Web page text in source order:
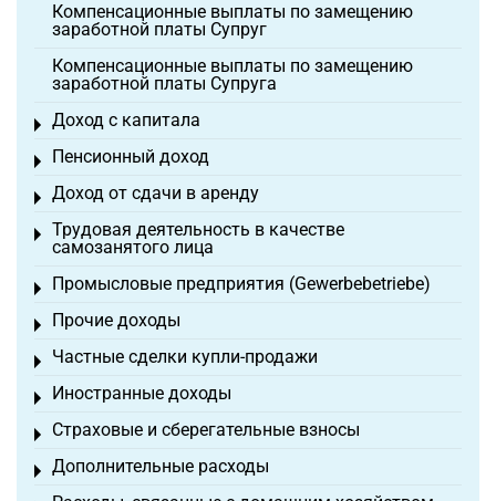
Компенсационные выплаты по замещению
заработной платы Супруг
Компенсационные выплаты по замещению
заработной платы Супруга
Доход с капитала
Toggle menu
Пенсионный доход
Toggle menu
Доход от сдачи в аренду
Toggle menu
Трудовая деятельность в качестве
самозанятого лица
Toggle menu
Промысловые предприятия (Gewerbebetriebe)
Toggle menu
Прочие доходы
Toggle menu
Частные сделки купли-продажи
Toggle menu
Иностранные доходы
Toggle menu
Страховые и сберегательные взносы
Toggle menu
Дополнительные расходы
Toggle menu